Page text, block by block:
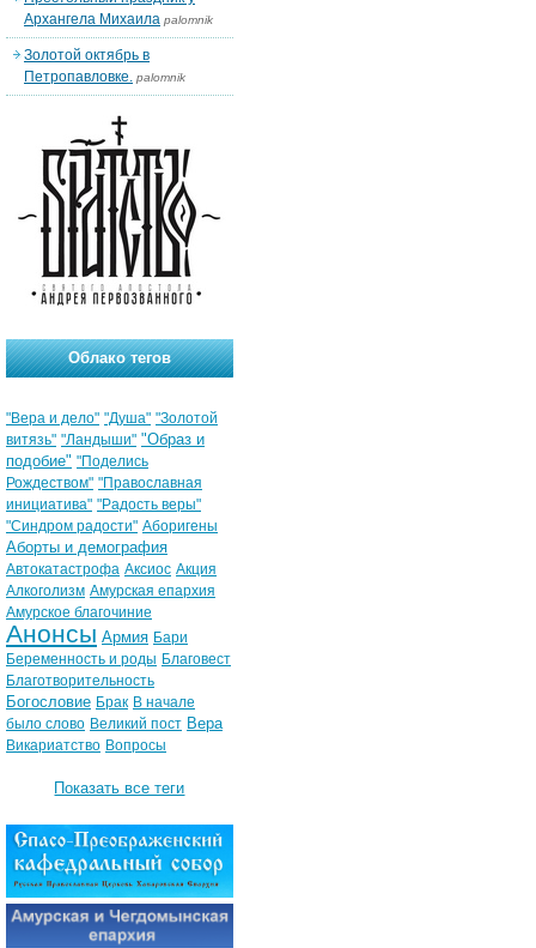
Архангела Михаила palomnik
Золотой октябрь в
Петропавловке. palomnik
Облако тегов
"Вера и дело" "Душа" "Золотой
витязь" "Ландыши" "Образ и
подобие" "Поделись
Рождеством" "Православная
инициатива" "Радость веры"
"Синдром радости" Аборигены
Аборты и демография
Автокатастрофа Аксиос Акция
Алкоголизм Амурская епархия
Амурское благочиние
Анонсы Армия Бари
Беременность и роды Благовест
Благотворительность
Богословие Брак В начале
было слово Великий пост Вера
Викариатство Вопросы
Показать все теги